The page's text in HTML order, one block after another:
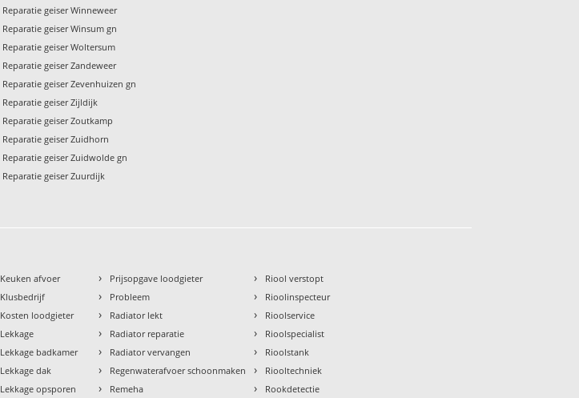
Reparatie geiser Winneweer
Reparatie geiser Winsum gn
Reparatie geiser Woltersum
Reparatie geiser Zandeweer
Reparatie geiser Zevenhuizen gn
Reparatie geiser Zijldijk
Reparatie geiser Zoutkamp
Reparatie geiser Zuidhorn
Reparatie geiser Zuidwolde gn
Reparatie geiser Zuurdijk
Keuken afvoer
Klusbedrijf
Kosten loodgieter
Lekkage
Lekkage badkamer
Lekkage dak
Lekkage opsporen
› Prijsopgave loodgieter
› Probleem
› Radiator lekt
› Radiator reparatie
› Radiator vervangen
› Regenwaterafvoer schoonmaken
› Remeha
› Riool verstopt
› Rioolinspecteur
› Rioolservice
› Rioolspecialist
› Rioolstank
› Riooltechniek
› Rookdetectie